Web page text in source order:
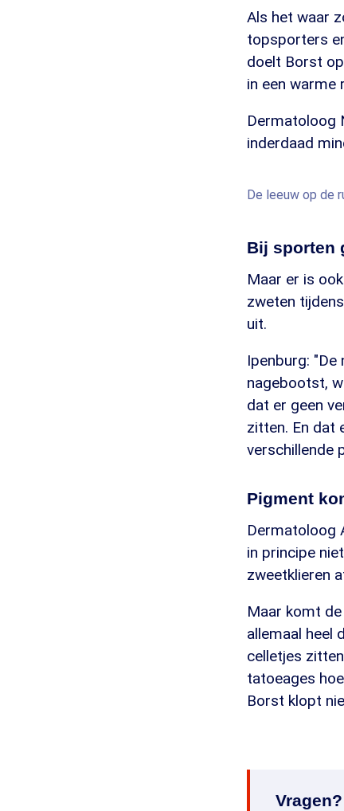
Als het waar
topsporters
doelt Borst op
in een warme
Dermatoloog
inderdaad
De leeuw op de
Bij sporten
Maar er is ook
zweten
uit.
Ipenburg:
nagebootst,
dat er geen
zitten. En dat
verschillende
Pigment
Dermatoloog
in principe
zweetklieren
Maar komt
allemaal heel
celletjes
tatoeages
Borst klopt